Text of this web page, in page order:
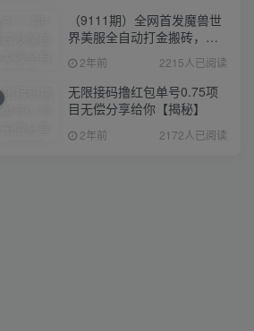
（9111期）全网首发魔兽世
界美服全自动打金搬砖，日
入1000+，简单好操作，保
姆级教学
2年前 2215人已阅读
无限接码撸红包单号0.75项
目无偿分享给你【揭秘】
2年前 2172人已阅读